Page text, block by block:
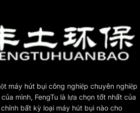
máy hút bụi công nghiệp chuyên nghiệp
mình, FengTu là lựa chọn tốt nhất của
bất kỳ loại máy hút bụi nào cho